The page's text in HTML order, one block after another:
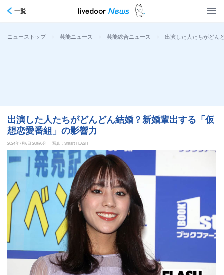
一覧
ニューストップ > 芸能ニュース > 芸能総合ニュース > 出演した人たちがどん
出演した人たちがどんどん結婚？新婚輩出する「仮
想恋愛番組」の影響力
2024年7月6日 20時0分 写真：Smart FLASH